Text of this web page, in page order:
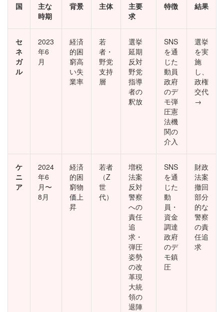
国
主な
時期
背景 主体
主要
求
特徴 結果
セ
ネ
ガ
ル
2023
年6
月
経済
的困
窮高
い失
業率
若
者・
野党
支持
層
選挙
延期
反対
野党
指導
者の
釈放
SNS
を通
じた
動員
政府
のデ
モ弾
圧憲
法機
関の
介入
選挙
を実
施
し、
政権
交代
→
ケ
ニ
ア
2024
年6
月〜
8月
経済
的困
窮物
価上
昇
若者
（Z
世
代）
増税
法案
反対
警察
への
責任
追
求・
弾圧
姿勢
の改
革現
大統
領の
退陣
SNS
を通
じた
動
員・
資金
調達
政府
のデ
モ鎮
圧
財政
法案
撤回
部分
的な
警察
の責
任追
求